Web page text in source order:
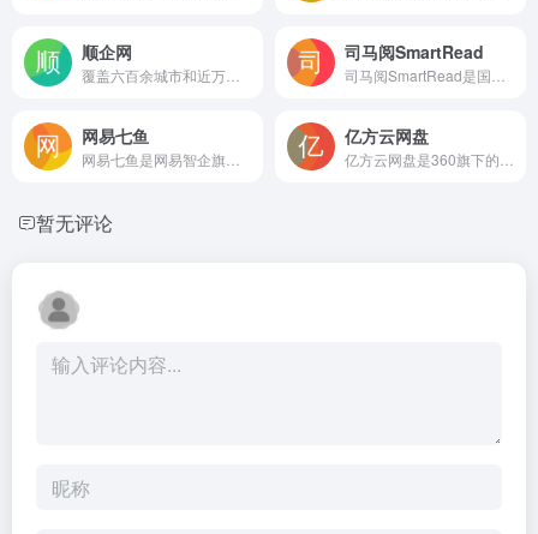
顺企网 司马阅SmartRead
网易七鱼 亿方云网盘
暂无评论